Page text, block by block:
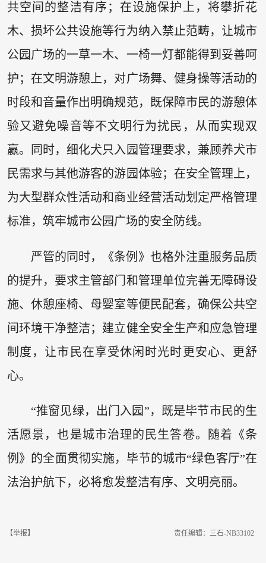
共空间的整洁有序；在设施保护上，将攀折花
木、损坏公共设施等行为纳入禁止范畴，让城市
公园广场的一草一木、一椅一灯都能得到妥善呵
护；在文明游憩上，对广场舞、健身操等活动的
时段和音量作出明确规范，既保障市民的游憩体
验又避免噪音等不文明行为扰民，从而实现双
赢。同时，细化犬只入园管理要求，兼顾养犬市
民需求与其他游客的游园体验；在安全管理上，
为大型群众性活动和商业经营活动划定严格管理
标准，筑牢城市公园广场的安全防线。
严管的同时，《条例》也格外注重服务品质
的提升，要求主管部门和管理单位完善无障碍设
施、休憩座椅、母婴室等便民配套，确保公共空
间环境干净整洁；建立健全安全生产和应急管理
制度，让市民在享受休闲时光时更安心、更舒
心。
“推窗见绿，出门入园”，既是毕节市民的生
活愿景，也是城市治理的民生答卷。随着《条
例》的全面贯彻实施，毕节的城市“绿色客厅”在
法治护航下，必将愈发整洁有序、文明亮丽。
【举报】 责任编辑：三石-NB33102